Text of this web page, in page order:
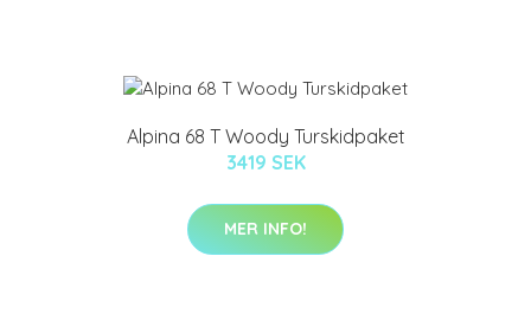
Alpina 68 T Woody Turskidpaket
3419 SEK
MER INFO!